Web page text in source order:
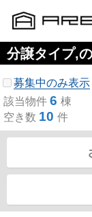
分譲タイプ,
募集中のみ表示
該当物件 6 棟
空き数 10 件